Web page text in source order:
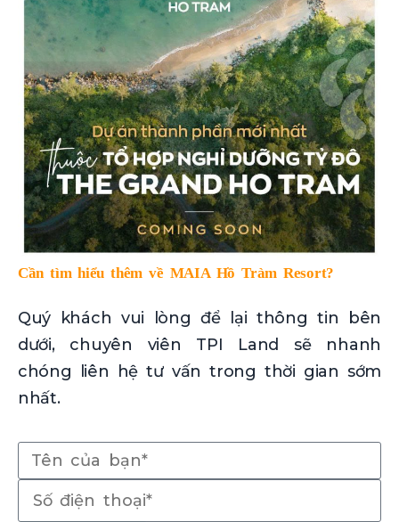
Cần tìm hiểu thêm về MAIA Hồ Tràm Resort?
Quý khách vui lòng để lại thông tin bên
dưới, chuyên viên TPI Land sẽ nhanh
chóng liên hệ tư vấn trong thời gian sớm
nhất.